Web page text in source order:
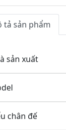
tả sản phẩm
sản